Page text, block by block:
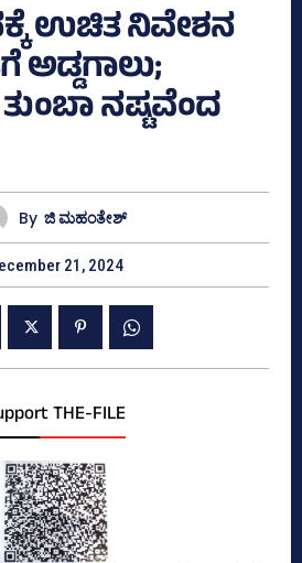
ಉಚಿತ ನಿವೇಶನ
ನಷ್ಟವೆಂದ
By ಜಿ ಮಹಂತೇಶ್
21, 2024
THE-FILE